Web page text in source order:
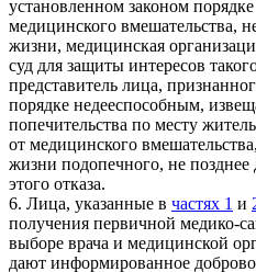
установленном законом
медицинского вмешательства,
жизни, медицинская
суд для защиты интересов
представитель лица,
порядке недееспособным,
попечительства по месту
от медицинского
жизни подопечного, не
этого отказа.
6. Лица, указанные в частях 1 и
получения первичной медико-
выборе врача и медицинской
дают информированное